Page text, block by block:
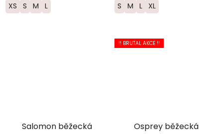
XS S M L S M L XL
Salomon běžecká
!! BRUTAL AKCE !!
Osprey běžecká